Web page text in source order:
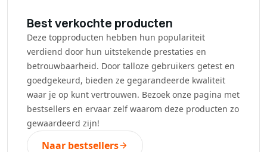
Best verkochte producten
Deze topproducten hebben hun populariteit
verdiend door hun uitstekende prestaties en
betrouwbaarheid. Door talloze gebruikers getest en
goedgekeurd, bieden ze gegarandeerde kwaliteit
waar je op kunt vertrouwen. Bezoek onze pagina met
bestsellers en ervaar zelf waarom deze producten zo
gewaardeerd zijn!
Naar bestsellers